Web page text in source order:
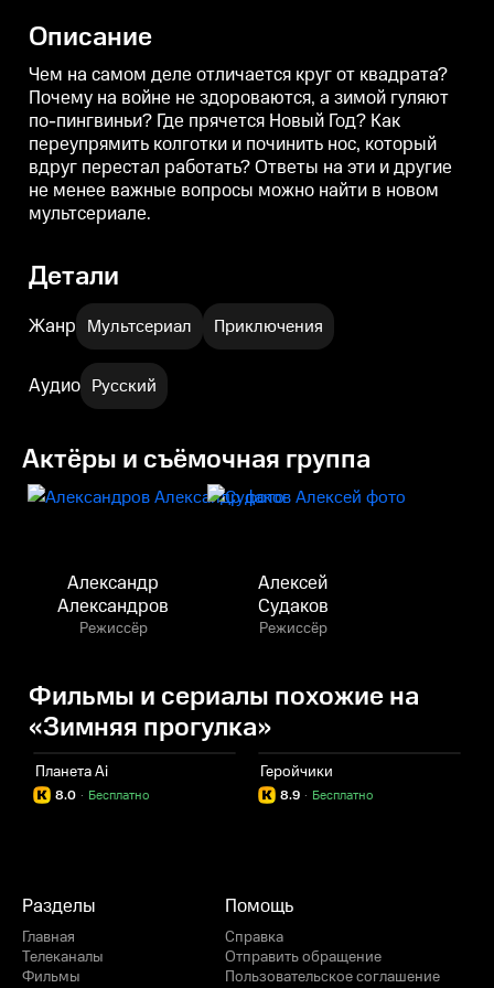
эти и другие не менее важные
вопросы можно найти в новом
мультсериале.
мультсериале.
Описание
Чем на самом деле отличается круг от квадрата?
Почему на войне не здороваются, а зимой гуляют
по-пингвиньи? Где прячется Новый Год? Как
переупрямить колготки и починить нос, который
вдруг перестал работать? Ответы на эти и другие
не менее важные вопросы можно найти в новом
мультсериале.
Детали
Жанр Мультсериал Приключения
Аудио Русский
Актёры и съёмочная группа
Александр
Александров
Режиссёр
Алексей
Судаков
Режиссёр
Фильмы и сериалы похожие на
«Зимняя прогулка»
Планета Ai
8.0 Бесплатно
·
Геройчики
8.9 Бесплатно
·
Разделы
Главная
Телеканалы
Фильмы
Помощь
Справка
Отправить обращение
Пользовательское соглашение